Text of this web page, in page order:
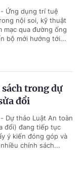
Ứng dụng trí tuệ
nội soi, kỹ thuật
mạc qua đường ống
bộ mới hướng tới...
trong dự
đổi
Dự thảo Luật An toàn
đổi) đang tiếp tục
ý kiến đóng góp và
chính sách...